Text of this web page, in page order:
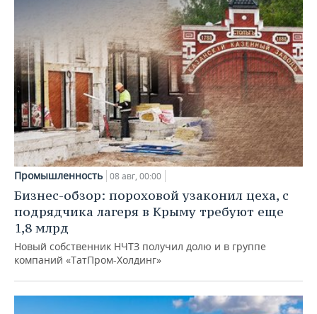
Промышленность 08 авг, 00:00
Бизнес-обзор: пороховой узаконил цеха, с
подрядчика лагеря в Крыму требуют еще
1,8 млрд
Новый собственник НЧТЗ получил долю и в группе
компаний «ТатПром-Холдинг»